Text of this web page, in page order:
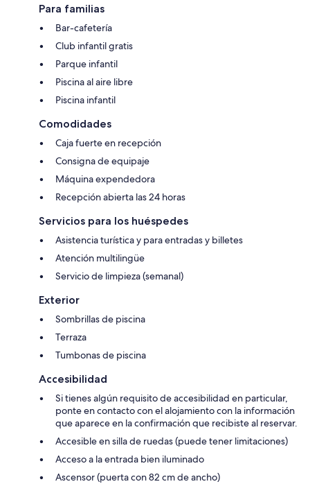
Para familias
Bar-cafetería
Club infantil gratis
Parque infantil
Piscina al aire libre
Piscina infantil
Comodidades
Caja fuerte en recepción
Consigna de equipaje
Máquina expendedora
Recepción abierta las 24 horas
Servicios para los huéspedes
Asistencia turística y para entradas y billetes
Atención multilingüe
Servicio de limpieza (semanal)
Exterior
Sombrillas de piscina
Terraza
Tumbonas de piscina
Accesibilidad
Si tienes algún requisito de accesibilidad en particular,
ponte en contacto con el alojamiento con la información
que aparece en la confirmación que recibiste al reservar.
Accesible en silla de ruedas (puede tener limitaciones)
Acceso a la entrada bien iluminado
Ascensor (puerta con 82 cm de ancho)